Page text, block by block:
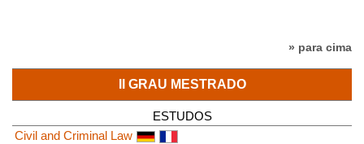
» para cima
II GRAU MESTRADO
ESTUDOS
Civil and Criminal Law